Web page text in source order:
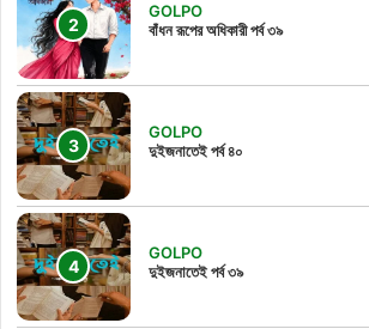
GOLPO
বাঁধন রূপের অধিকারী পর্ব ৩৯
GOLPO
দুইজনাতেই পর্ব ৪০
GOLPO
দুইজনাতেই পর্ব ৩৯